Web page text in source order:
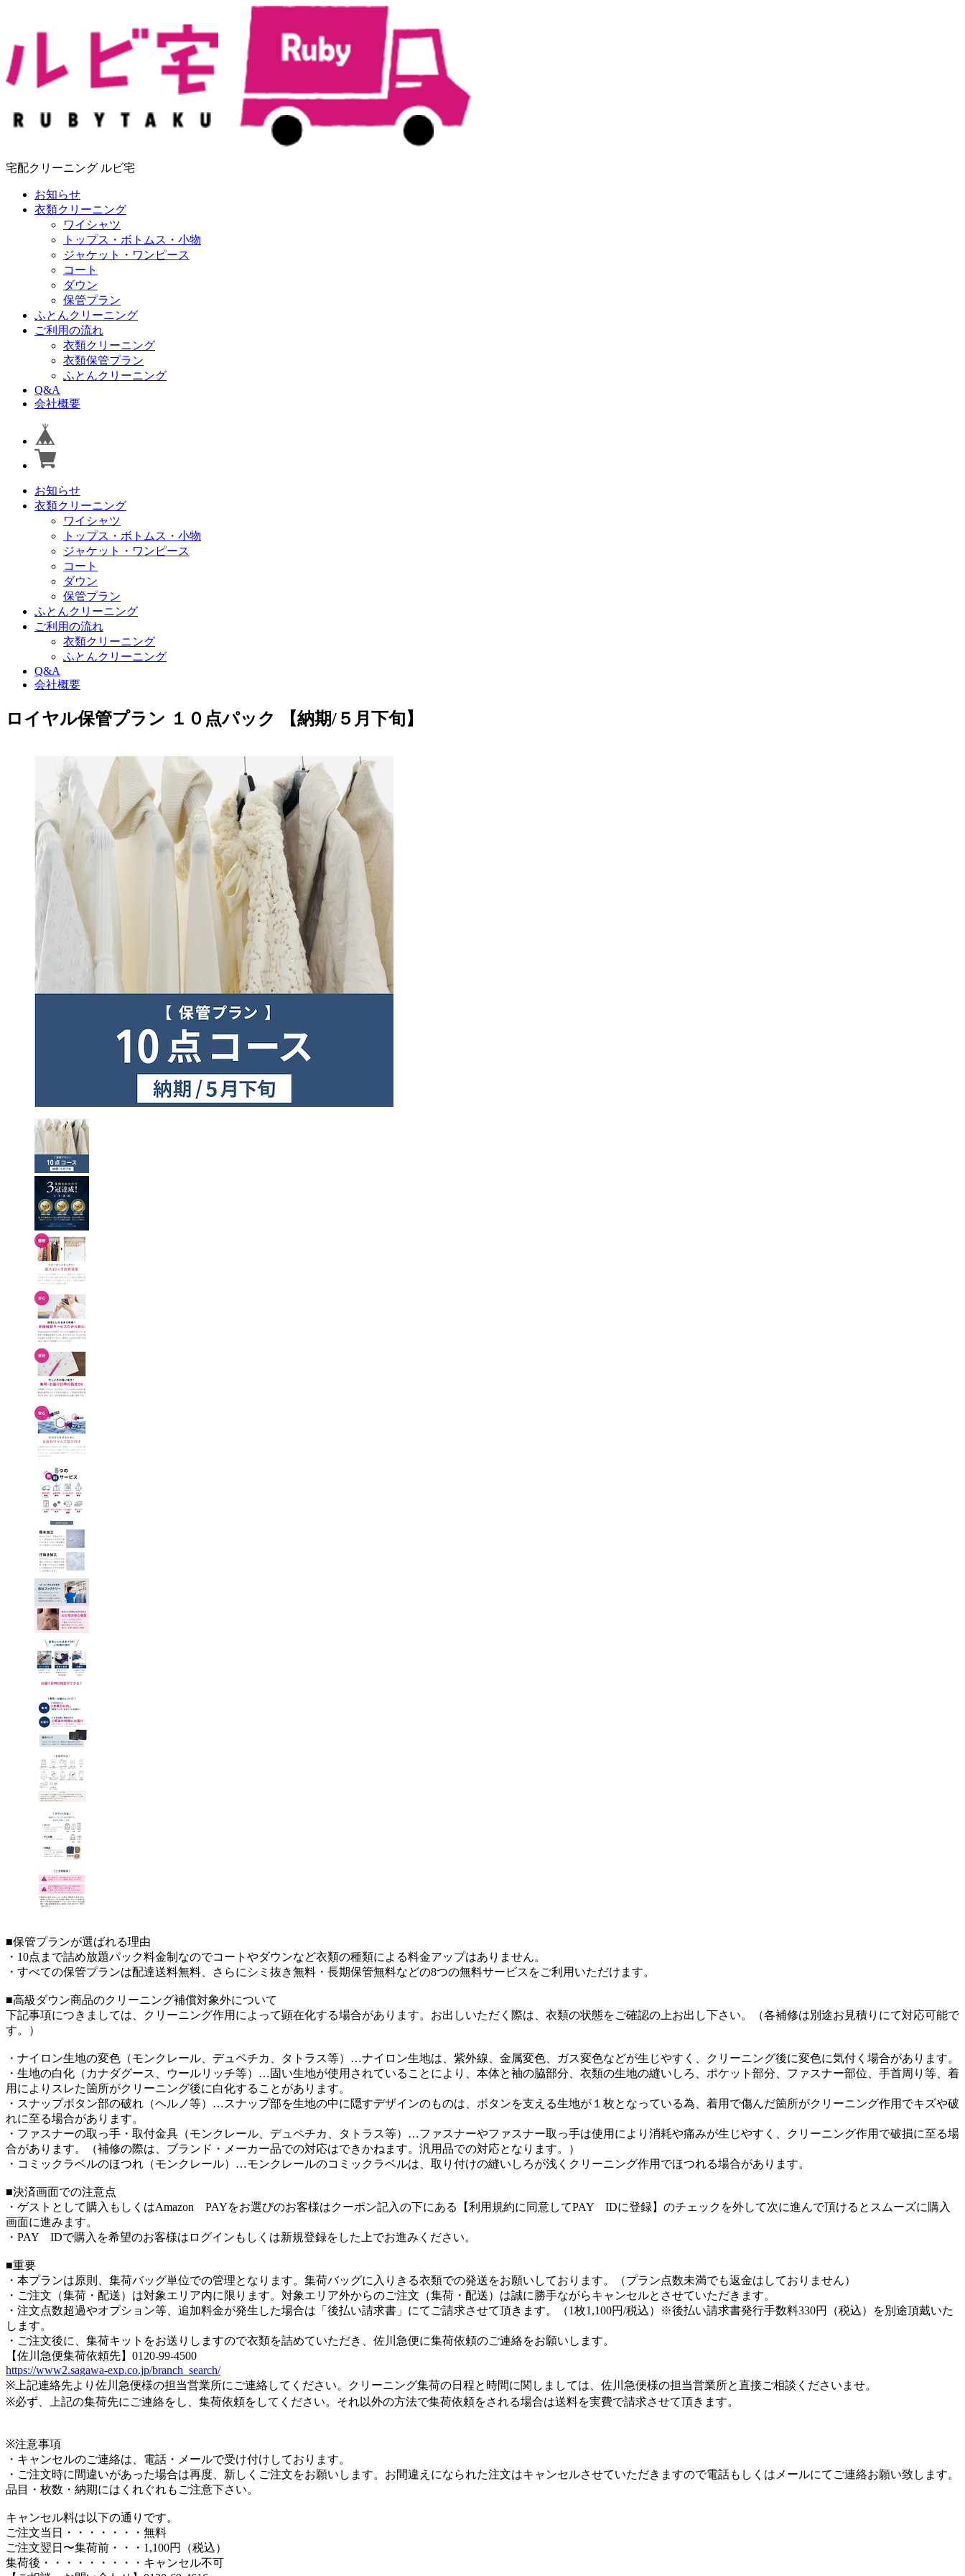
宅配クリーニング ルビ宅
お知らせ
衣類クリーニング
ワイシャツ
トップス・ボトムス・小物
ジャケット・ワンピース
コート
ダウン
保管プラン
ふとんクリーニング
ご利用の流れ
衣類クリーニング
衣類保管プラン
ふとんクリーニング
Q&A
会社概要
お知らせ
衣類クリーニング
ワイシャツ
トップス・ボトムス・小物
ジャケット・ワンピース
コート
ダウン
保管プラン
ふとんクリーニング
ご利用の流れ
衣類クリーニング
ふとんクリーニング
Q&A
会社概要
ロイヤル保管プラン １０点パック 【納期/５月下旬】
■保管プランが選ばれる理由
・10点まで詰め放題パック料金制なのでコートやダウンなど衣類の種類による料金アップはありません。
・すべての保管プランは配達送料無料、さらにシミ抜き無料・長期保管無料などの8つの無料サービスをご利用いただけます。
■高級ダウン商品のクリーニング補償対象外について
下記事項につきましては、クリーニング作用によって顕在化する場合があります。お出しいただく際は、衣類の状態をご確認の上お出し下さい。（各補修は別途お見積りにて対応可能で
す。）
・ナイロン生地の変色（モンクレール、デュペチカ、タトラス等）…ナイロン生地は、紫外線、金属変色、ガス変色などが生じやすく、クリーニング後に変色に気付く場合があります。
・生地の白化（カナダグース、ウールリッチ等）…固い生地が使用されていることにより、本体と袖の脇部分、衣類の生地の縫いしろ、ポケット部分、ファスナー部位、手首周り等、着
用によりスレた箇所がクリーニング後に白化することがあります。
・スナップボタン部の破れ（ヘルノ等）…スナップ部を生地の中に隠すデザインのものは、ボタンを支える生地が１枚となっている為、着用で傷んだ箇所がクリーニング作用でキズや破
れに至る場合があります。
・ファスナーの取っ手・取付金具（モンクレール、デュペチカ、タトラス等）…ファスナーやファスナー取っ手は使用により消耗や痛みが生じやすく、クリーニング作用で破損に至る場
合があります。（補修の際は、ブランド・メーカー品での対応はできかねます。汎用品での対応となります。）
・コミックラベルのほつれ（モンクレール）…モンクレールのコミックラベルは、取り付けの縫いしろが浅くクリーニング作用でほつれる場合があります。
■決済画面での注意点
・ゲストとして購入もしくはAmazon PAYをお選びのお客様はクーポン記入の下にある【利用規約に同意してPAY IDに登録】のチェックを外して次に進んで頂けるとスムーズに購入
画面に進みます。
・PAY IDで購入を希望のお客様はログインもしくは新規登録をした上でお進みください。
■重要
・本プランは原則、集荷バッグ単位での管理となります。集荷バッグに入りきる衣類での発送をお願いしております。（プラン点数未満でも返金はしておりません）
・ご注文（集荷・配送）は対象エリア内に限ります。対象エリア外からのご注文（集荷・配送）は誠に勝手ながらキャンセルとさせていただきます。
・注文点数超過やオプション等、追加料金が発生した場合は「後払い請求書」にてご請求させて頂きます。（1枚1,100円/税込）※後払い請求書発行手数料330円（税込）を別途頂戴いた
します。
・ご注文後に、集荷キットをお送りしますので衣類を詰めていただき、佐川急便に集荷依頼のご連絡をお願いします。
【佐川急便集荷依頼先】0120-99-4500
https://www2.sagawa-exp.co.jp/branch_search/
※上記連絡先より佐川急便様の担当営業所にご連絡してください。クリーニング集荷の日程と時間に関しましては、佐川急便様の担当営業所と直接ご相談くださいませ。
※必ず、上記の集荷先にご連絡をし、集荷依頼をしてください。それ以外の方法で集荷依頼をされる場合は送料を実費で請求させて頂きます。
※注意事項
・キャンセルのご連絡は、電話・メールで受け付けしております。
・ご注文時に間違いがあった場合は再度、新しくご注文をお願いします。お間違えになられた注文はキャンセルさせていただきますので電話もしくはメールにてご連絡お願い致します。
品目・枚数・納期にはくれぐれもご注意下さい。
キャンセル料は以下の通りです。
ご注文当日・・・・・・・無料
ご注文翌日〜集荷前・・・1,100円（税込）
集荷後・・・・・・・・・キャンセル不可